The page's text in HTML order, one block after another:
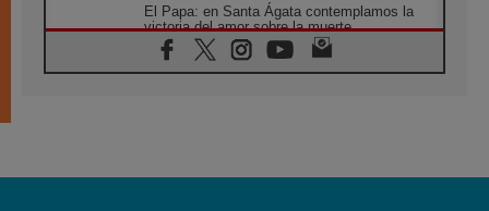
El Papa: en Santa Ágata contemplamos la
victoria del amor sobre la muerte
08.08.2026
León XIV visitará el Santuario de la Madre
07.08.2026